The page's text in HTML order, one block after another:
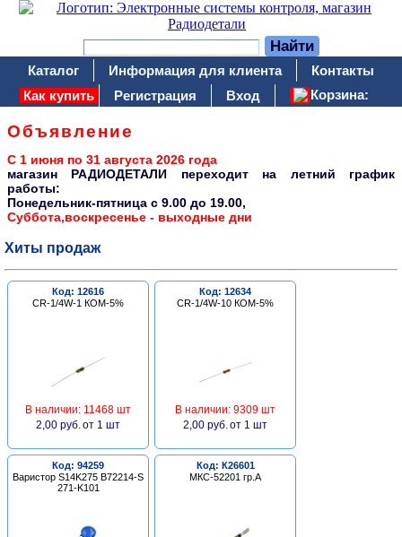
Каталог Информация для клиента
Контакты
Как купить
Регистрация Вход Корзина:
Объявление
С 1 июня по 31 августа 2026 года
магазин РАДИОДЕТАЛИ переходит на летний график
работы:
Понедельник-пятница c 9.00 до 19.00,
Суббота,воскресенье - выходные дни
Хиты продаж
Код: 12616
CR-1/4W-1 КОМ-5%
В наличии: 11468 шт
2,00 руб. от 1 шт
Код: 12634
CR-1/4W-10 КОМ-5%
В наличии: 9309 шт
2,00 руб. от 1 шт
Код: 94259
Варистор S14K275 B72214-S
271-K101
Код: К26601
МКС-52201 гр.А